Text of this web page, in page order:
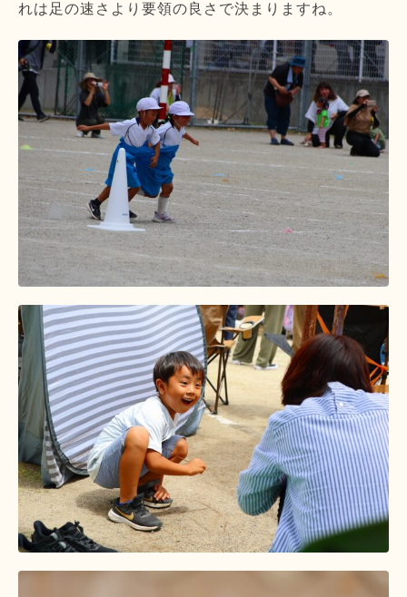
れは足の速さより要領の良さで決まりますね。